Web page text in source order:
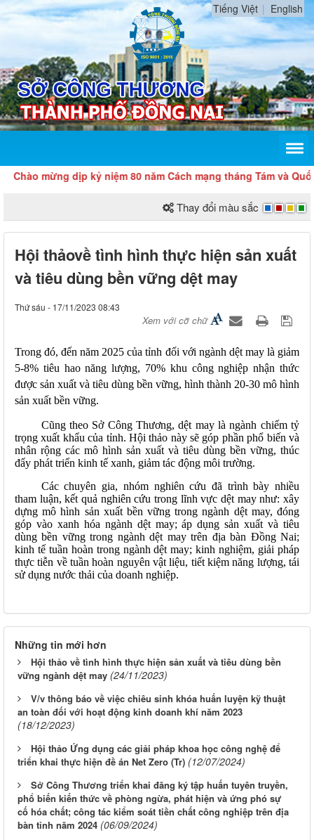
Tiếng Việt English
mừng dịp kỷ niệm 80 năm Cách mạng tháng Tám và Quốc
Thay đổi màu sắc
Hội thảovề tình hình thực hiện sản xuất
và tiêu dùng bền vững dệt may
Thứ sáu - 17/11/2023 08:43
Xem với cỡ chữ
Trong đó, đến năm 2025 của tỉnh đối với ngành dệt may là giảm
5-8% tiêu hao năng lượng, 70% khu công nghiệp nhận thức
được sản xuất và tiêu dùng bền vững, hình thành 20-30 mô hình
sản xuất bền vững.
Cũng theo Sở Công Thương, dệt may là ngành chiếm tỷ
trọng xuất khẩu của tỉnh. Hội thảo này sẽ góp phần phổ biến và
nhân rộng các mô hình sản xuất và tiêu dùng bền vững, thúc
đẩy phát triển kinh tế xanh, giảm tác động môi trường.
Các chuyên gia, nhóm nghiên cứu đã trình bày nhiều
tham luận, kết quả nghiên cứu trong lĩnh vực dệt may như: xây
dựng mô hình sản xuất bền vững trong ngành dệt may, đóng
góp vào xanh hóa ngành dệt may; áp dụng sản xuất và tiêu
dùng bền vững trong ngành dệt may trên địa bàn Đồng Nai;
kinh tế tuần hoàn trong ngành dệt may; kinh nghiệm, giải pháp
thực tiễn về tuần hoàn nguyên vật liệu, tiết kiệm năng lượng, tái
sử dụng nước thải của doanh nghiệp.
Những tin mới hơn
Hội thảo về tình hình thực hiện sản xuất và tiêu dùng bền
vững ngành dệt may (24/11/2023)
V/v thông báo về việc chiêu sinh khóa huấn luyện kỹ thuật
an toàn đối với hoạt động kinh doanh khí năm 2023
(18/12/2023)
Hội thảo Ứng dụng các giải pháp khoa học công nghệ để
triển khai thực hiện đề án Net Zero (Tr) (12/07/2024)
Sở Công Thương triển khai đăng ký tập huấn tuyên truyền,
phổ biến kiến thức về phòng ngừa, phát hiện và ứng phó sự
cố hóa chất; công tác kiểm soát tiền chất công nghiệp trên địa
bàn tỉnh năm 2024 (06/09/2024)